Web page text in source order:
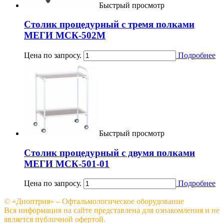
Быстрый просмотр
Столик процедурный с тремя полками
МЕГИ МСК-502М
Цена по запросу. Подробнее
Быстрый просмотр
Столик процедурный с двумя полками
МЕГИ МСК-501-01
Цена по запросу. Подробнее
© «Диоптрия» – Офтальмологическое оборудование
Вся информация на сайте представлена для ознакомления и не
является публичной офертой.